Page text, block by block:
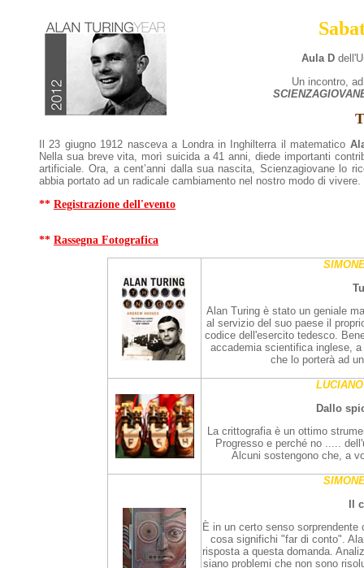
Aula D
Un incontro,
Il 23 giugno 1912 nasceva a Londra in Inghilterra il matematico
Nella sua breve vita, morì suicida a 41 anni, diede importanti
artificiale. Ora, a cent’anni dalla sua nascita, Scienzagiovane lo
abbia portato ad un radicale cambiamento nel nostro modo di vivere.
** Registrazione dell'evento
** Rassegna Fotografica
Alan Turing è stato un geniale
al servizio del suo paese il
codice dell'esercito tedesco.
accademia scientifica inglese,
che lo porterà ad
Dallo
La crittografia è un ottimo
Progresso e perché no .....
Alcuni sostengono che, a
Il
È in un certo senso
cosa significhi "far di conto".
risposta a questa domanda.
siano problemi che non sono